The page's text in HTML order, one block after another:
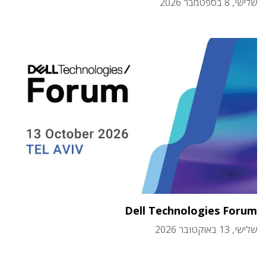
Dell Technologies Forum
שלישי, 13 באוקטובר 2026